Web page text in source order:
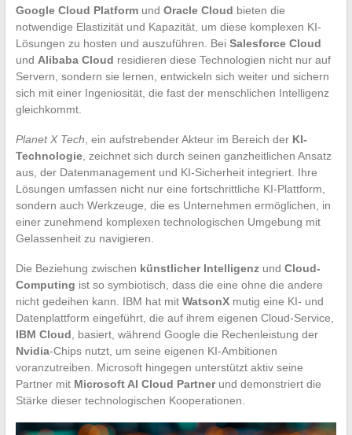
Google Cloud Platformund Oracle Cloud bieten die
notwendige Elastizität und Kapazität, um diese komplexen KI-
Lösungen zu hosten und auszuführen. Bei Salesforce Cloud
und Alibaba Cloud residieren diese Technologien nicht nur auf
Servern, sondern sie lernen, entwickeln sich weiter und sichern
sich mit einer Ingeniosität, die fast der menschlichen Intelligenz
gleichkommt.
Planet X Tech , ein aufstrebender Akteur im Bereich der KI-
Technologie, zeichnet sich durch seinen ganzheitlichen Ansatz
aus, der Datenmanagement und KI-Sicherheit integriert. Ihre
Lösungen umfassen nicht nur eine fortschrittliche KI-Plattform,
sondern auch Werkzeuge, die es Unternehmen ermöglichen, in
einer zunehmend komplexen technologischen Umgebung mit
Gelassenheit zu navigieren.
Die Beziehung zwischen künstlicher Intelligenzund Cloud-
Computing ist so symbiotisch, dass die eine ohne die andere
nicht gedeihen kann. IBM hat mit WatsonXmutig eine KI- und
Datenplattform eingeführt, die auf ihrem eigenen Cloud-Service,
IBM Cloud , basiert, während Google die Rechenleistung der
Nvidia-Chips nutzt, um seine eigenen KI-Ambitionen
voranzutreiben. Microsoft hingegen unterstützt aktiv seine
Partner mit Microsoft AI Cloud Partnerund demonstriert die
Stärke dieser technologischen Kooperationen.